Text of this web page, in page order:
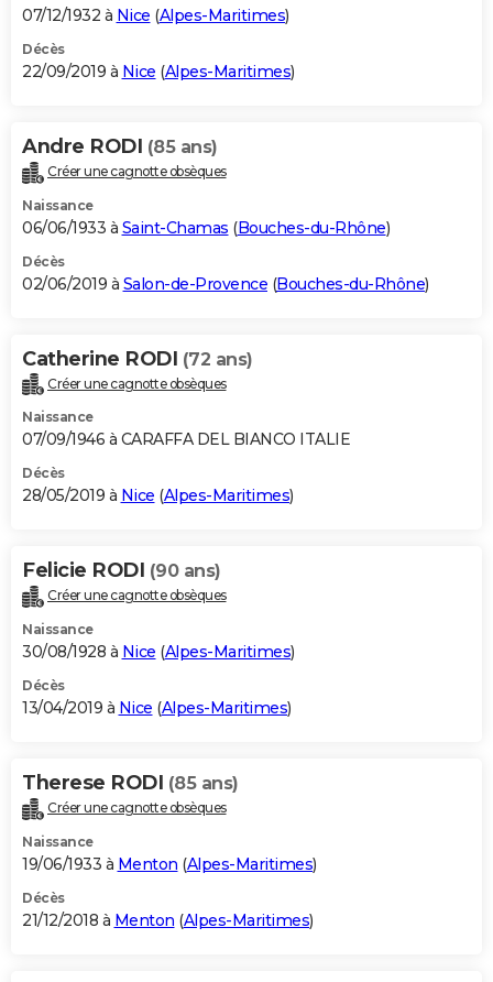
07/12/1932 à Nice (Alpes-Maritimes)
Décès
22/09/2019 à Nice (Alpes-Maritimes)
Andre RODI (85 ans)
Créer une cagnotte obsèques
Naissance
06/06/1933 à Saint-Chamas (Bouches-du-Rhône)
Décès
02/06/2019 à Salon-de-Provence (Bouches-du-Rhône)
Catherine RODI (72 ans)
Créer une cagnotte obsèques
Naissance
07/09/1946 à CARAFFA DEL BIANCO ITALIE
Décès
28/05/2019 à Nice (Alpes-Maritimes)
Felicie RODI (90 ans)
Créer une cagnotte obsèques
Naissance
30/08/1928 à Nice (Alpes-Maritimes)
Décès
13/04/2019 à Nice (Alpes-Maritimes)
Therese RODI (85 ans)
Créer une cagnotte obsèques
Naissance
19/06/1933 à Menton (Alpes-Maritimes)
Décès
21/12/2018 à Menton (Alpes-Maritimes)